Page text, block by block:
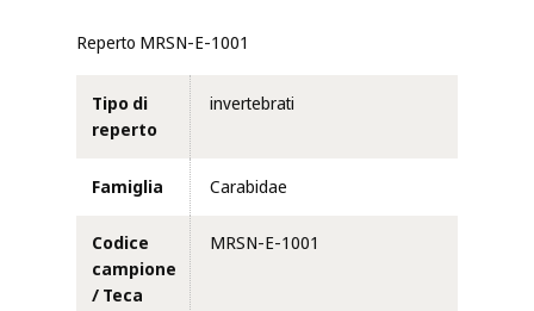
Reperto MRSN-E-1001
Tipo di
reperto
invertebrati
Famiglia Carabidae
Codice
campione
/ Teca
MRSN-E-1001